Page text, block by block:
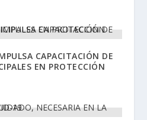
CAPACITACIÓN DE
EN PROTECCIÓN